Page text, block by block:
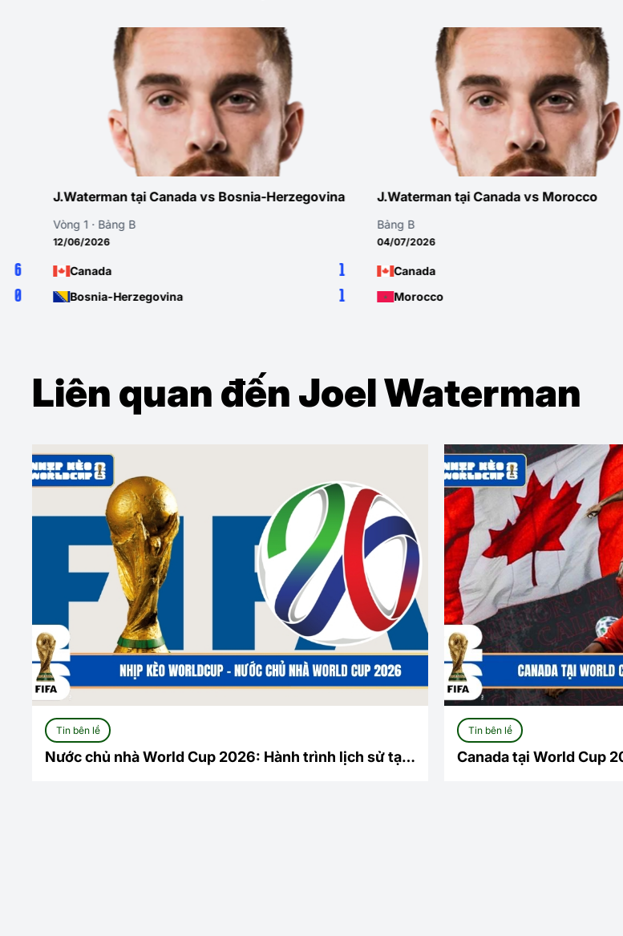
J.Waterman tại Canada vs Bosnia-Herzegovina
Vòng 1 · Bảng B
12/06/2026
Canada
Bosnia-Herzegovina
J.Waterman tại Canada vs Morocco
Bảng B
04/07/2026
Canada
Morocco
Liên quan đến Joel Waterman
Tin bên lề
Nước chủ nhà World Cup 2026: Hành trình lịch sử tại
Tin bên lề
Canada tại World Cup